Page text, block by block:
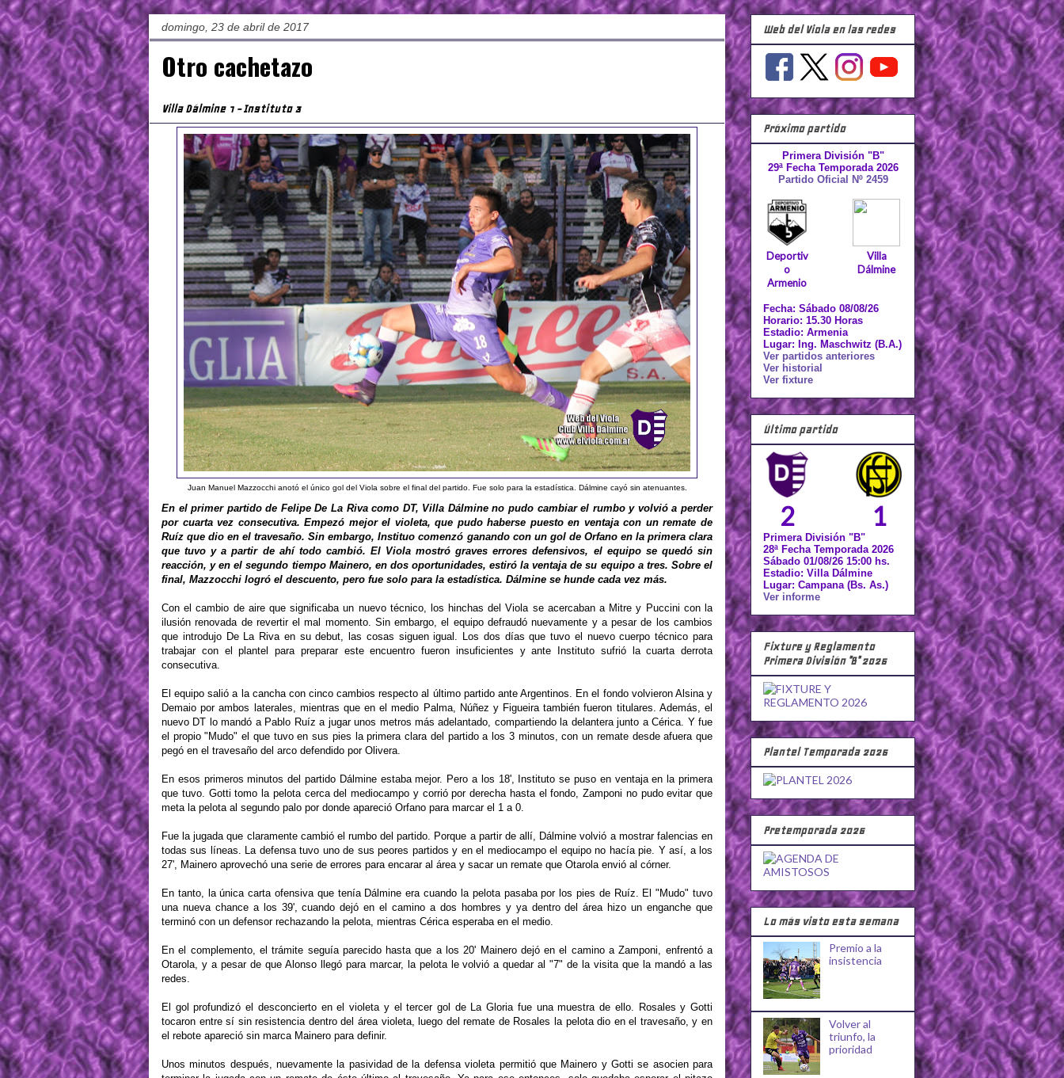
domingo, 23 de abril de 2017
Otro cachetazo
Villa Dálmine 1 - Instituto 3
Juan Manuel Mazzocchi anotó el único gol del Viola sobre el final del partido. Fue solo para la estadística. Dálmine cayó sin atenuantes.
En el primer partido de Felipe De La Riva como DT, Villa Dálmine no pudo cambiar el rumbo y volvió a perder
por cuarta vez consecutiva. Empezó mejor el violeta, que pudo haberse puesto en ventaja con un remate de
Ruíz que dio en el travesaño. Sin embargo, Instituo comenzó ganando con un gol de Orfano en la primera clara
que tuvo y a partir de ahí todo cambió. El Viola mostró graves errores defensivos, el equipo se quedó sin
reacción, y en el segundo tiempo Mainero, en dos oportunidades, estiró la ventaja de su equipo a tres. Sobre el
final, Mazzocchi logró el descuento, pero fue solo para la estadística. Dálmine se hunde cada vez más.
Con el cambio de aire que significaba un nuevo técnico, los hinchas del Viola se acercaban a Mitre y Puccini con la
ilusión renovada de revertir el mal momento. Sin embargo, el equipo defraudó nuevamente y a pesar de los cambios
que introdujo De La Riva en su debut, las cosas siguen igual. Los dos días que tuvo el nuevo cuerpo técnico para
trabajar con el plantel para preparar este encuentro fueron insuficientes y ante Instituto sufrió la cuarta derrota
consecutiva.
El equipo salió a la cancha con cinco cambios respecto al último partido ante Argentinos. En el fondo volvieron Alsina y
Demaio por ambos laterales, mientras que en el medio Palma, Núñez y Figueira también fueron titulares. Además, el
nuevo DT lo mandó a Pablo Ruíz a jugar unos metros más adelantado, compartiendo la delantera junto a Cérica. Y fue
el propio "Mudo" el que tuvo en sus pies la primera clara del partido a los 3 minutos, con un remate desde afuera que
pegó en el travesaño del arco defendido por Olivera.
En esos primeros minutos del partido Dálmine estaba mejor. Pero a los 18', Instituto se puso en ventaja en la primera
que tuvo. Gotti tomo la pelota cerca del mediocampo y corrió por derecha hasta el fondo, Zamponi no pudo evitar que
meta la pelota al segundo palo por donde apareció Orfano para marcar el 1 a 0.
Fue la jugada que claramente cambió el rumbo del partido. Porque a partir de allí, Dálmine volvió a mostrar falencias en
todas sus líneas. La defensa tuvo uno de sus peores partidos y en el mediocampo el equipo no hacía pie. Y así, a los
27', Mainero aprovechó una serie de errores para encarar al área y sacar un remate que Otarola envió al córner.
En tanto, la única carta ofensiva que tenía Dálmine era cuando la pelota pasaba por los pies de Ruíz. El "Mudo" tuvo
una nueva chance a los 39', cuando dejó en el camino a dos hombres y ya dentro del área hizo un enganche que
terminó con un defensor rechazando la pelota, mientras Cérica esperaba en el medio.
En el complemento, el trámite seguía parecido hasta que a los 20' Mainero dejó en el camino a Zamponi, enfrentó a
Otarola, y a pesar de que Alonso llegó para marcar, la pelota le volvió a quedar al "7" de la visita que la mandó a las
redes.
El gol profundizó el desconcierto en el violeta y el tercer gol de La Gloria fue una muestra de ello. Rosales y Gotti
tocaron entre sí sin resistencia dentro del área violeta, luego del remate de Rosales la pelota dio en el travesaño, y en
el rebote apareció sin marca Mainero para definir.
Unos minutos después, nuevamente la pasividad de la defensa violeta permitió que Mainero y Gotti se asocien para
Web del Viola en las redes
Próximo partido
Primera División "B"
29ª Fecha Temporada 2026
Partido Oficial Nº 2459
Deportiv
o
Armenio
Villa
Dálmine
Fecha: Sábado 08/08/26
Horario: 15.30 Horas
Estadio: Armenia
Lugar: Ing. Maschwitz (B.A.)
Ver partidos anteriores
Ver historial
Ver fixture
Último partido
2 1
Primera División "B"
28ª Fecha Temporada 2026
Sábado 01/08/26 15:00 hs.
Estadio: Villa Dálmine
Lugar: Campana (Bs. As.)
Ver informe
Fixture y Reglamento
Primera División "B" 2026
Plantel Temporada 2026
Pretemporada 2026
Lo más visto esta semana
Premio a la
insistencia
Volver al
triunfo, la
prioridad